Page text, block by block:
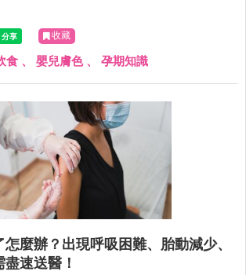
收藏
食 、 嬰兒膚色、 孕期知識
麼辦？出現呼吸困難、胎動減少、
速送醫！